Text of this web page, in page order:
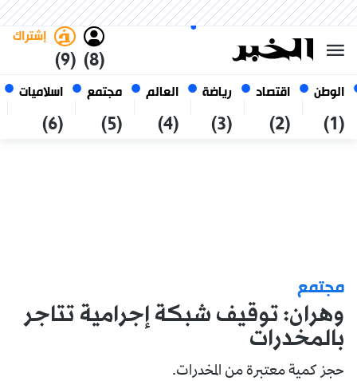
الوطن
(1)
اقتصاد
(2)
رياضة
(3)
العالم
(4)
مجتمع
(5)
اسلاميات
(6)
(8)
إشتراك
(9)
06 أغسطس 2026
الجزائر
مجتمع
وهران: توقيف شبكة إجرامية تتاجر
بالمخدرات
حجز كمية معتبرة من المخدرات.